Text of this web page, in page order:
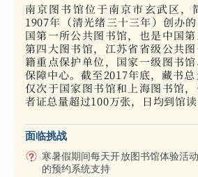
南京图书馆位于南京市玄武区，
1907年（清光绪三十三年）创办
国第一所公共图书馆，也是中国
第四大图书馆，江苏省省级公共
籍重点保护单位，国家一级图书
保障中心。截至2017年底，藏书总
仅次于国家图书馆和上海图书馆
者证总量超过100万张，日均到馆读
面临挑战
寒暑假期间每天开放图书馆体验活
的预约系统支持